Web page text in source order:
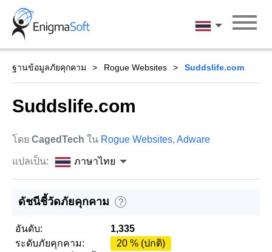
Skip
content
ภาษาไทย
ฐานข้อมูลภัยคุกคาม Rogue Websites Suddslife.com
Suddslife.com
โดย CagedTech ใน Rogue Websites, Adware
แปลเป็น: ภาษาไทย
ดัชนีชี้วัดภัยคุกคาม ?
อันดับ:
1,335
ระดับภัยคุกคาม:
20 % (ปกติ)